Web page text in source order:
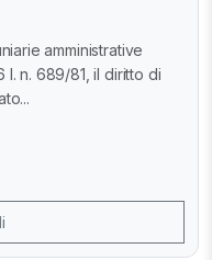
amministrative
l. n. 689/81, il diritto di